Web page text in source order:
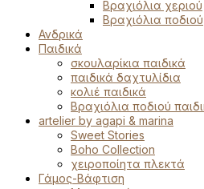
Βραχιόλια χεριού
Βραχιόλια ποδιού
Ανδρικά
Παιδικά
σκουλαρίκια παιδικά
παιδικά δαχτυλίδια
κολιέ παιδικά
Βραχιόλια ποδιού
artelier by agapi & marina
Sweet Stories
Boho Collection
χειροποίητα πλεκτά
Γάμος-Βάφτιση